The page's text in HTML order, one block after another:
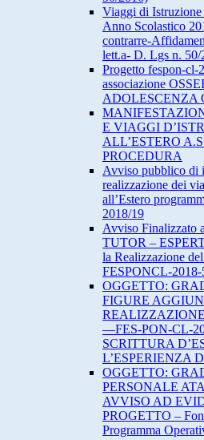
Viaggi di Istruzione
Anno Scolastico
contrarre-
lett.a- D. Lgs n. 50/
Progetto fespon-cl-
associazione
ADOLESCENZA
E VIAGGI
ALL’ESTERO
PROCEDURA
Avviso pubblico di
realizzazione dei
all’Estero
2018/19
Avviso Finalizzato
TUTOR –
la Realizzazione
FESPONCL-2018-
OGGETTO:
FIGURE
—FES-PON-CL-
SCRITTURA
L’ESPERIENZA
OGGETTO:
PERSONALE ATA
AVVISO AD
PROGETTO –
Programma